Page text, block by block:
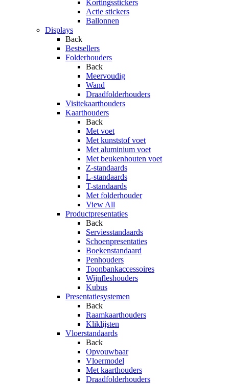
Kortingsstickers
Actie stickers
Ballonnen
Displays
Back
Bestsellers
Folderhouders
Back
Meervoudig
Wand
Draadfolderhouders
Visitekaarthouders
Kaarthouders
Back
Met voet
Met kunststof voet
Met aluminium voet
Met beukenhouten voet
Z-standaards
L-standaards
T-standaards
Met folderhouder
View All
Productpresentaties
Back
Serviesstandaards
Schoenpresentaties
Boekenstandaard
Penhouders
Toonbankaccessoires
Wijnfleshouders
Kubus
Presentatiesystemen
Back
Raamkaarthouders
Kliklijsten
Vloerstandaards
Back
Opvouwbaar
Vloermodel
Met kaarthouders
Draadfolderhouders